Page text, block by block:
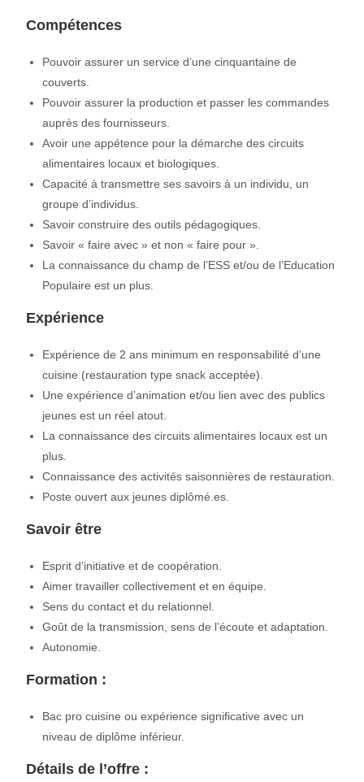
Compétences
Pouvoir assurer un service d’une cinquantaine de
couverts.
Pouvoir assurer la production et passer les commandes
auprès des fournisseurs.
Avoir une appétence pour la démarche des circuits
alimentaires locaux et biologiques.
Capacité à transmettre ses savoirs à un individu, un
groupe d’individus.
Savoir construire des outils pédagogiques.
Savoir « faire avec » et non « faire pour ».
La connaissance du champ de l’ESS et/ou de l’Education
Populaire est un plus.
Expérience
Expérience de 2 ans minimum en responsabilité d’une
cuisine (restauration type snack acceptée).
Une expérience d’animation et/ou lien avec des publics
jeunes est un réel atout.
La connaissance des circuits alimentaires locaux est un
plus.
Connaissance des activités saisonnières de restauration.
Poste ouvert aux jeunes diplômé.es.
Savoir être
Esprit d’initiative et de coopération.
Aimer travailler collectivement et en équipe.
Sens du contact et du relationnel.
Goût de la transmission, sens de l’écoute et adaptation.
Autonomie.
Formation :
Bac pro cuisine ou expérience significative avec un
niveau de diplôme inférieur.
Détails de l’offre :